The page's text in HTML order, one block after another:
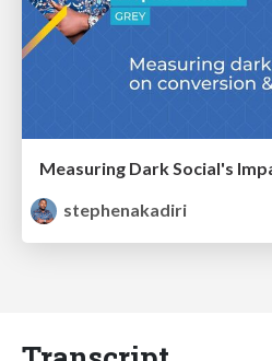
stephenakadiri